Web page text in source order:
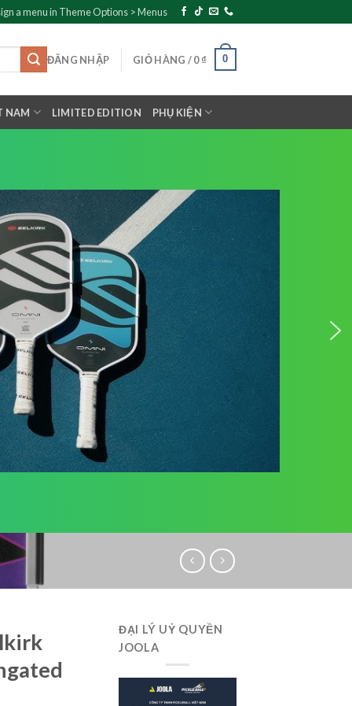
a menu in Theme Options > Menus
ĐĂNG NHẬP GIỎ HÀNG /0₫ 0
NAM LIMITED EDITION PHỤ KIỆN
ĐẠI LÝ UỶ QUYỀN
JOOLA